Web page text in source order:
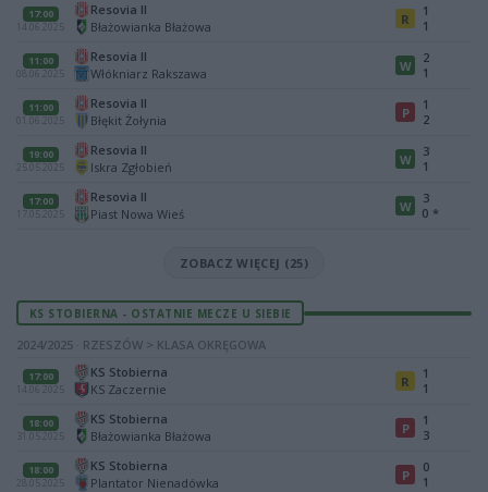
17:00
14.06.2025
Resovia II
Błażowianka Błażowa
R
1
1
11:00
08.06.2025
Resovia II
Włókniarz Rakszawa
W
2
1
11:00
01.06.2025
Resovia II
Błękit Żołynia
P
1
2
19:00
25.05.2025
Resovia II
Iskra Zgłobień
W
3
1
17:00
17.05.2025
Resovia II
Piast Nowa Wieś
W
3
0 *
ZOBACZ WIĘCEJ (25)
KS STOBIERNA - OSTATNIE MECZE U SIEBIE
2024/2025 · RZESZÓW > KLASA OKRĘGOWA
17:00
14.06.2025
KS Stobierna
KS Zaczernie
R
1
1
18:00
31.05.2025
KS Stobierna
Błażowianka Błażowa
P
1
3
18:00
28.05.2025
KS Stobierna
Plantator Nienadówka
P
0
1